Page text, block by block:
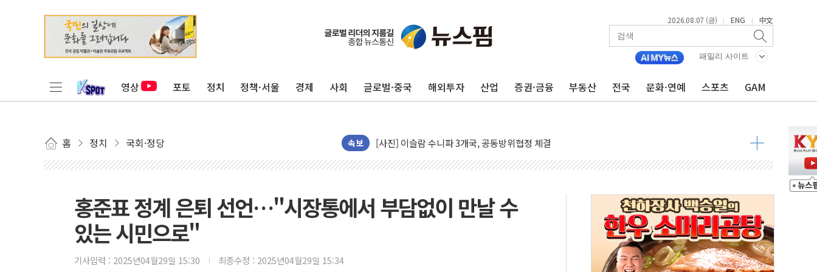
2026.08.07 (금) | ENG | 中文
패밀리 사이트
영상 포토 정치 정책·서울 경제 사회 글로벌·중국 해외투자 산업 증권·금융 부동산 전국 문화·연예 스포츠 GAM
홈 정치 국회·정당 속보
뉴욕증시 프리뷰, 美 고용 쇼크에 금리 인상 우려 후퇴…나스닥 선물 1%대 상승
[사진] 이슬람 수니파 3개국, 공동방위협정 체결
뉴욕증시 개장 전 특징주...아틀라시안·클라우드플레어·태양광주↑ VS 트레이드데스크·웬디스↓
트럼프 "금리 내려야"…파월 때와 달리 워시엔 톤 낮춰
특정 정치인 측근 포항시 정책특보 내정설...포항시 '시끌'
李 "해남 태양광, 대한민국 다음 100년 밑거름…수도권 집중 완화 전환점"
李 대통령, '6시간 마라톤 부동산 2차 회의' 주재… "전폭적 공급 확대·속도전 총력"
홍준표 정계 은퇴 선언…"시장통에서 부담없이 만날 수
있는 시민으로"
기사입력 : 2025년04월29일 15:30 최종수정 : 2025년04월29일 15:34